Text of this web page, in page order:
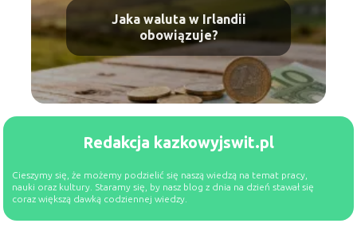
Jaka waluta w Irlandii
obowiązuje?
Redakcja kazkowyjswit.pl
Cieszymy się, że możemy podzielić się naszą wiedzą na temat pracy,
nauki oraz kultury. Staramy się, by nasz blog z dnia na dzień stawał się
coraz większą dawką codziennej wiedzy.